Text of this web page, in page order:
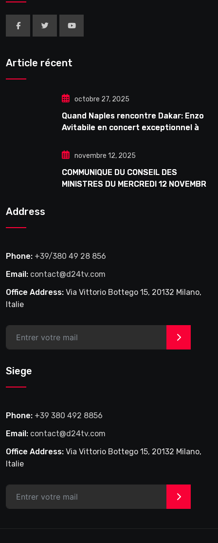
Article récent
octobre 27, 2025
Quand Naples rencontre Dakar: Enzo
Avitabile en concert exceptionnel à
novembre 12, 2025
COMMUNIQUE DU CONSEIL DES
MINISTRES DU MERCREDI 12 NOVEMBRE
Address
Phone: +39/380 49 28 856
Email: contact@d24tv.com
Office Address: Via Vittorio Bottego 15, 20132 Milano,
Italie
>
Siege
Phone: +39 380 492 8856
Email: contact@d24tv.com
Office Address: Via Vittorio Bottego 15, 20132 Milano,
Italie
>